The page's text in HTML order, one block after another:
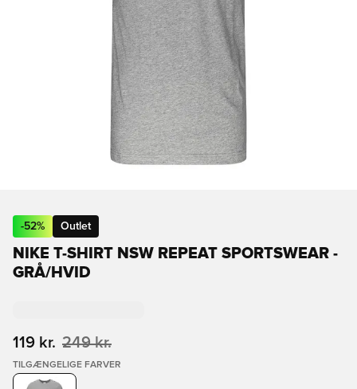
-52% Outlet
NIKE T-SHIRT NSW REPEAT SPORTSWEAR -
GRÅ/HVID
119 kr. 249 kr.
TILGÆNGELIGE FARVER